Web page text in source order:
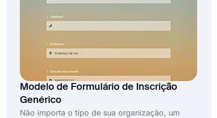
Modelo de Formulário de Inscrição
Genérico
Não importa o tipo de sua organização, um